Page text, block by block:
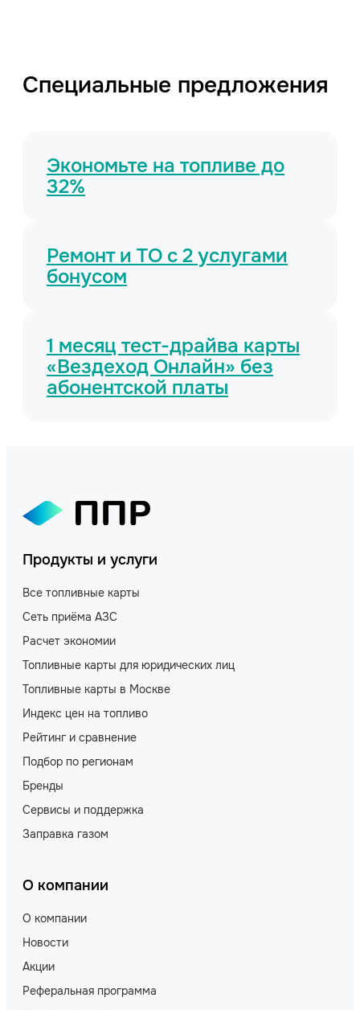
Специальные предложения
Экономьте на топливе до
32%
Ремонт и ТО с 2 услугами
бонусом
1 месяц тест-драйва карты
«Вездеход Онлайн» без
абонентской платы
Продукты и услуги
Все топливные карты
Сеть приёма АЗС
Расчет экономии
Топливные карты для юридических лиц
Топливные карты в Москве
Индекс цен на топливо
Рейтинг и сравнение
Подбор по регионам
Бренды
Сервисы и поддержка
Заправка газом
О компании
О компании
Новости
Акции
Реферальная программа